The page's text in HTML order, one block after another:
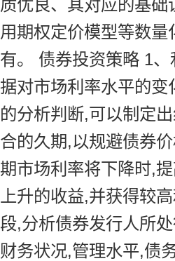
质优良、其对应的基
用期权定价模型等数
有。 债券投资策略 1
据对市场利率水平的
的分析判断,可以制定
合的久期,以规避债券
期市场利率将下降时,
上升的收益,并获得较
段,分析债券发行人所
财务状况,管理水平,债